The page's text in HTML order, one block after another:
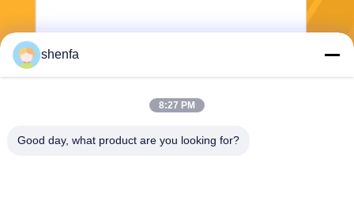
shenfa
8:27 PM
Good day, what product are you looking for?